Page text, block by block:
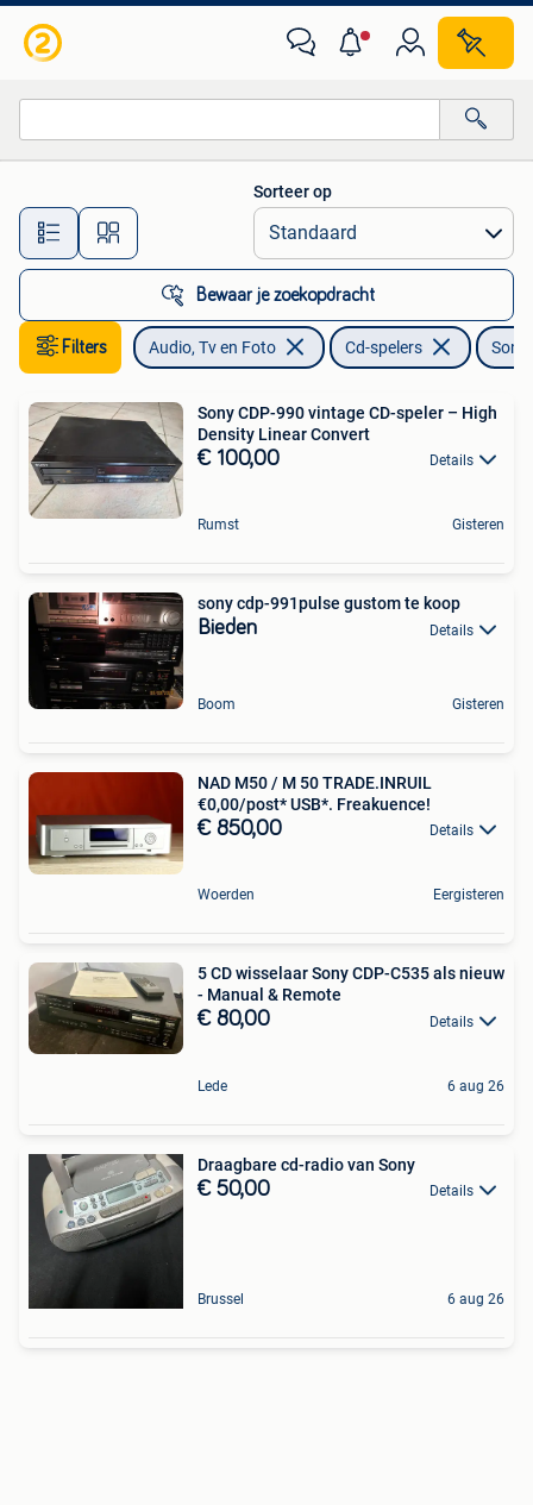
Alle afstanden…
Sorteer op
Bewaar je zoekopdracht
Filters Audio, Tv en Foto Cd-spelers Sony
Sony CDP-990 vintage CD-speler – High
Density Linear Convert
€ 100,00 Details
Rumst Gisteren
sony cdp-991pulse gustom te koop
Bieden Details
Boom Gisteren
NAD M50 / M 50 TRADE.INRUIL
€0,00/post* USB*. Freakuence!
€ 850,00 Details
Woerden Eergisteren
5 CD wisselaar Sony CDP-C535 als nieuw
- Manual & Remote
€ 80,00 Details
Lede 6 aug 26
Draagbare cd-radio van Sony
€ 50,00 Details
Brussel 6 aug 26